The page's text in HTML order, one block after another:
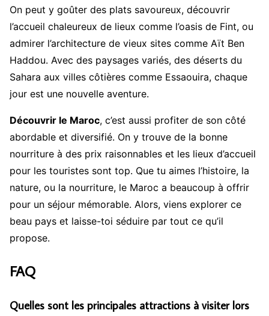
On peut y goûter des plats savoureux, découvrir
l’accueil chaleureux de lieux comme l’oasis de Fint, ou
admirer l’architecture de vieux sites comme Aït Ben
Haddou. Avec des paysages variés, des déserts du
Sahara aux villes côtières comme Essaouira, chaque
jour est une nouvelle aventure.
Découvrir le Maroc, c’est aussi profiter de son côté
abordable et diversifié. On y trouve de la bonne
nourriture à des prix raisonnables et les lieux d’accueil
pour les touristes sont top. Que tu aimes l’histoire, la
nature, ou la nourriture, le Maroc a beaucoup à offrir
pour un séjour mémorable. Alors, viens explorer ce
beau pays et laisse-toi séduire par tout ce qu’il
propose.
FAQ
Quelles sont les principales attractions à visiter lors